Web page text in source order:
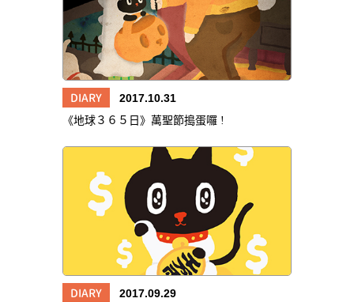
DIARY 2017.10.31
《地球３６５日》萬聖節搗蛋囉 !
DIARY 2017.09.29